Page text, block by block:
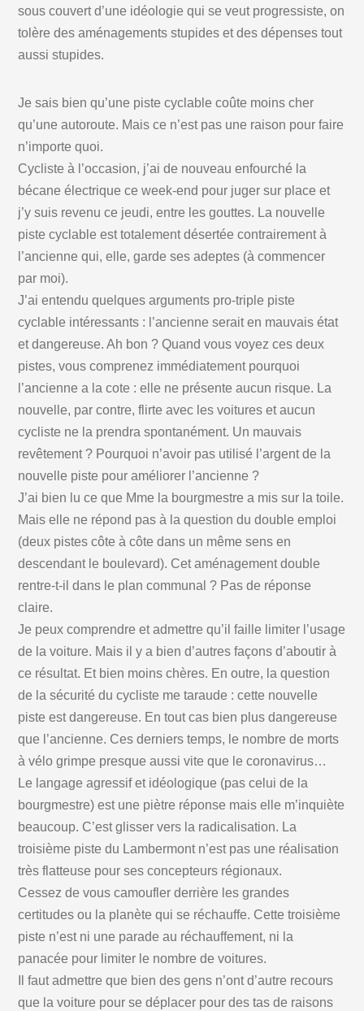
sous couvert d’une idéologie qui se veut progressiste, on
tolère des aménagements stupides et des dépenses tout
aussi stupides.
Je sais bien qu’une piste cyclable coûte moins cher
qu’une autoroute. Mais ce n’est pas une raison pour faire
n’importe quoi.
Cycliste à l’occasion, j’ai de nouveau enfourché la
bécane électrique ce week-end pour juger sur place et
j’y suis revenu ce jeudi, entre les gouttes. La nouvelle
piste cyclable est totalement désertée contrairement à
l’ancienne qui, elle, garde ses adeptes (à commencer
par moi).
J’ai entendu quelques arguments pro-triple piste
cyclable intéressants : l’ancienne serait en mauvais état
et dangereuse. Ah bon ? Quand vous voyez ces deux
pistes, vous comprenez immédiatement pourquoi
l’ancienne a la cote : elle ne présente aucun risque. La
nouvelle, par contre, flirte avec les voitures et aucun
cycliste ne la prendra spontanément. Un mauvais
revêtement ? Pourquoi n’avoir pas utilisé l’argent de la
nouvelle piste pour améliorer l’ancienne ?
J’ai bien lu ce que Mme la bourgmestre a mis sur la toile.
Mais elle ne répond pas à la question du double emploi
(deux pistes côte à côte dans un même sens en
descendant le boulevard). Cet aménagement double
rentre-t-il dans le plan communal ? Pas de réponse
claire.
Je peux comprendre et admettre qu’il faille limiter l’usage
de la voiture. Mais il y a bien d’autres façons d’aboutir à
ce résultat. Et bien moins chères. En outre, la question
de la sécurité du cycliste me taraude : cette nouvelle
piste est dangereuse. En tout cas bien plus dangereuse
que l’ancienne. Ces derniers temps, le nombre de morts
à vélo grimpe presque aussi vite que le coronavirus…
Le langage agressif et idéologique (pas celui de la
bourgmestre) est une piètre réponse mais elle m’inquiète
beaucoup. C’est glisser vers la radicalisation. La
troisième piste du Lambermont n’est pas une réalisation
très flatteuse pour ses concepteurs régionaux.
Cessez de vous camoufler derrière les grandes
certitudes ou la planète qui se réchauffe. Cette troisième
piste n’est ni une parade au réchauffement, ni la
panacée pour limiter le nombre de voitures.
Il faut admettre que bien des gens n’ont d’autre recours
que la voiture pour se déplacer pour des tas de raisons